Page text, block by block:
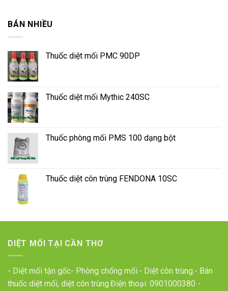
BÁN NHIỀU
Thuốc diệt mối PMC 90DP
Thuốc diệt mối Mythic 240SC
Thuốc phòng mối PMS 100 dạng bột
Thuốc diệt côn trùng FENDONA 10SC
DIỆT MỐI TẠI CẦN THƠ
- Diệt mối tận gốc- Phòng chống mối.- Diệt côn trùng.- Bán
thuốc diệt mối, diệt côn trùng.Điện thoại: 0901000380 -